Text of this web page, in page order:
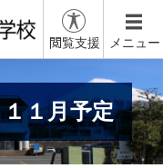
閲覧支援 メニュー
１月予定